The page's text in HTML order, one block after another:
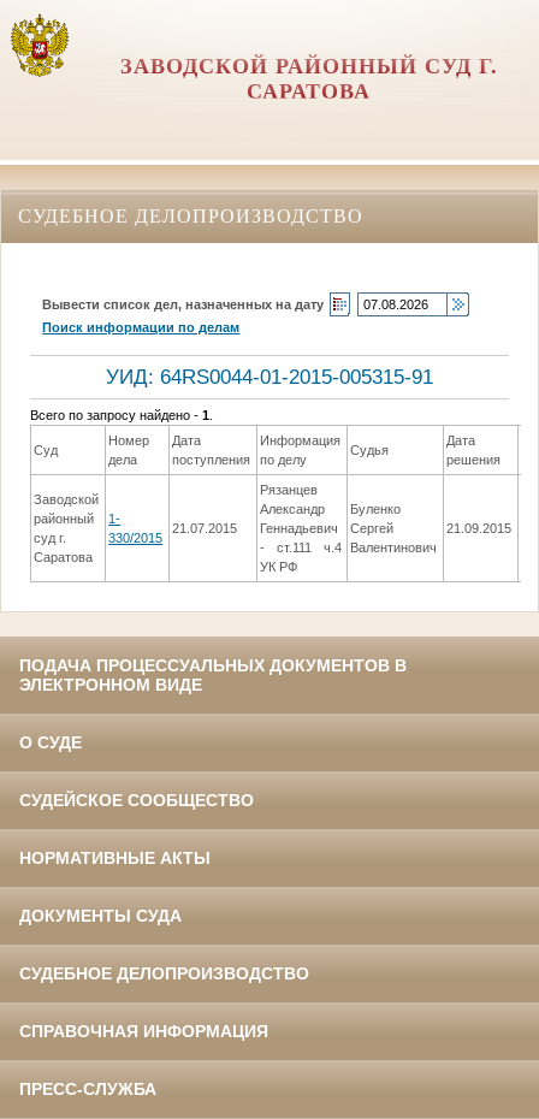
ЗАВОДСКОЙ РАЙОННЫЙ СУД Г.
САРАТОВА
СУДЕБНОЕ ДЕЛОПРОИЗВОДСТВО
Вывести список дел, назначенных на дату
Поиск информации по делам
УИД: 64RS0044-01-2015-005315-91
Всего по запросу найдено -1
Суд
Номер
дела
Дата
поступления
Информация
по делу
Судья
Дата
решения
Заводской
районный
суд г.
Саратова
1-
330/2015
21.07.2015
Рязанцев
Александр
Геннадьевич
- ст.111 ч.4
УК РФ
Буленко
Сергей
Валентинович
21.09.2015
ПОДАЧА ПРОЦЕССУАЛЬНЫХ ДОКУМЕНТОВ В
ЭЛЕКТРОННОМ ВИДЕ
О СУДЕ
СУДЕЙСКОЕ СООБЩЕСТВО
НОРМАТИВНЫЕ АКТЫ
ДОКУМЕНТЫ СУДА
СУДЕБНОЕ ДЕЛОПРОИЗВОДСТВО
СПРАВОЧНАЯ ИНФОРМАЦИЯ
ПРЕСС-СЛУЖБА